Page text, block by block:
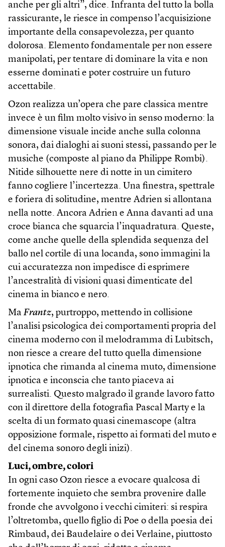
anche per gli altri”, dice. Infranta del tutto la bolla
rassicurante, le riesce in compenso l’acquisizione
importante della consapevolezza, per quanto
dolorosa. Elemento fondamentale per non essere
manipolati, per tentare di dominare la vita e non
esserne dominati e poter costruire un futuro
accettabile.
Ozon realizza un’opera che pare classica mentre
invece è un film molto visivo in senso moderno: la
dimensione visuale incide anche sulla colonna
sonora, dai dialoghi ai suoni stessi, passando per le
musiche (composte al piano da Philippe Rombi).
Nitide silhouette nere di notte in un cimitero
fanno cogliere l’incertezza. Una finestra, spettrale
e foriera di solitudine, mentre Adrien si allontana
nella notte. Ancora Adrien e Anna davanti ad una
croce bianca che squarcia l’inquadratura. Queste,
come anche quelle della splendida sequenza del
ballo nel cortile di una locanda, sono immagini la
cui accuratezza non impedisce di esprimere
l’ancestralità di visioni quasi dimenticate del
cinema in bianco e nero.
Ma Frantz, purtroppo, mettendo in collisione
l’analisi psicologica dei comportamenti propria del
cinema moderno con il melodramma di Lubitsch,
non riesce a creare del tutto quella dimensione
ipnotica che rimanda al cinema muto, dimensione
ipnotica e inconscia che tanto piaceva ai
surrealisti. Questo malgrado il grande lavoro fatto
con il direttore della fotografia Pascal Marty e la
scelta di un formato quasi cinemascope (altra
opposizione formale, rispetto ai formati del muto e
del cinema sonoro degli inizi).
Luci, ombre, colori
In ogni caso Ozon riesce a evocare qualcosa di
fortemente inquieto che sembra provenire dalle
fronde che avvolgono i vecchi cimiteri: si respira
l’oltretomba, quello figlio di Poe o della poesia dei
Rimbaud, dei Baudelaire o dei Verlaine, piuttosto